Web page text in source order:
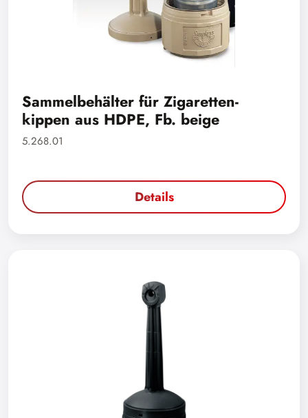
Sammelbehälter für Zigaretten-
kippen aus HDPE, Fb. beige
5.268.01
Details